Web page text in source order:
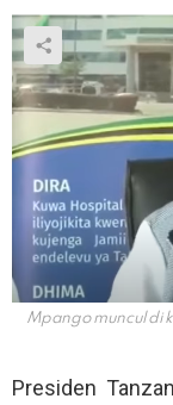
Mpango muncul di
Presiden